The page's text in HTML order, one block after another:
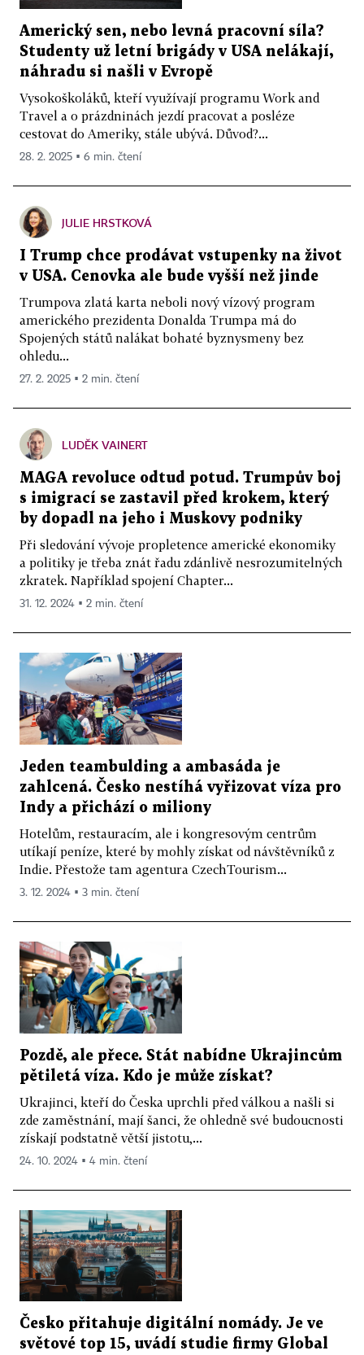
Americký sen, nebo levná pracovní síla?
Studenty už letní brigády v USA nelákají,
náhradu si našli v Evropě
Vysokoškoláků, kteří využívají programu Work and
Travel a o prázdninách jezdí pracovat a posléze
cestovat do Ameriky, stále ubývá. Důvod?...
28. 2. 2025 ▪ 6 min. čtení
JULIE HRSTKOVÁ
I Trump chce prodávat vstupenky na život
v USA. Cenovka ale bude vyšší než jinde
Trumpova zlatá karta neboli nový vízový program
amerického prezidenta Donalda Trumpa má do
Spojených států nalákat bohaté byznysmeny bez
ohledu...
27. 2. 2025 ▪ 2 min. čtení
LUDĚK VAINERT
MAGA revoluce odtud potud. Trumpův boj
s imigrací se zastavil před krokem, který
by dopadl na jeho i Muskovy podniky
Při sledování vývoje propletence americké ekonomiky
a politiky je třeba znát řadu zdánlivě nesrozumitelných
zkratek. Například spojení Chapter...
31. 12. 2024 ▪ 2 min. čtení
Jeden teambulding a ambasáda je
zahlcená. Česko nestíhá vyřizovat víza pro
Indy a přichází o miliony
Hotelům, restauracím, ale i kongresovým centrům
utíkají peníze, které by mohly získat od návštěvníků z
Indie. Přestože tam agentura CzechTourism...
3. 12. 2024 ▪ 3 min. čtení
Pozdě, ale přece. Stát nabídne Ukrajincům
pětiletá víza. Kdo je může získat?
Ukrajinci, kteří do Česka uprchli před válkou a našli si
zde zaměstnání, mají šanci, že ohledně své budoucnosti
získají podstatně větší jistotu,...
24. 10. 2024 ▪ 4 min. čtení
Česko přitahuje digitální nomády. Je ve
světové top 15, uvádí studie firmy Global